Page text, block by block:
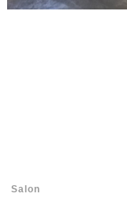
Salon